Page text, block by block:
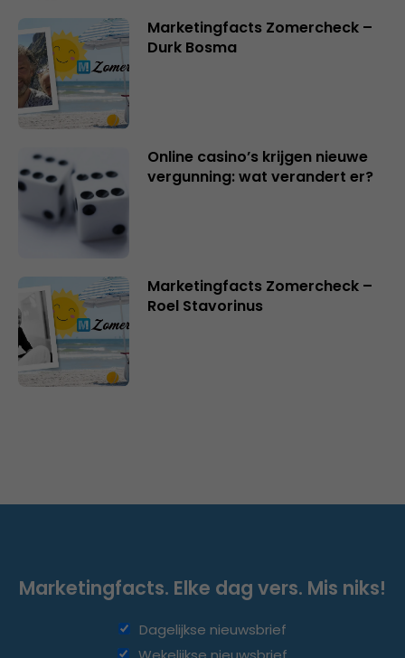
Marketingfacts Zomercheck –
Durk Bosma
Online casino’s krijgen nieuwe
vergunning: wat verandert er?
Marketingfacts Zomercheck –
Roel Stavorinus
Marketingfacts. Elke dag vers. Mis niks!
Dagelijkse nieuwsbrief